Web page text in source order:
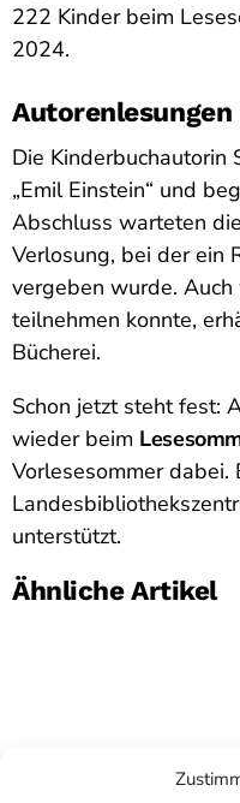
222 Kinder beim
2024.
Autorenlesungen
Die Kinderbuchautorin
„Emil Einstein“ und
Abschluss warteten
Verlosung, bei der ein
vergeben wurde.
teilnehmen konnte,
Bücherei.
Schon jetzt steht fest:
wieder beim
Vorlesesommer
unterstützt.
Ähnliche Artikel